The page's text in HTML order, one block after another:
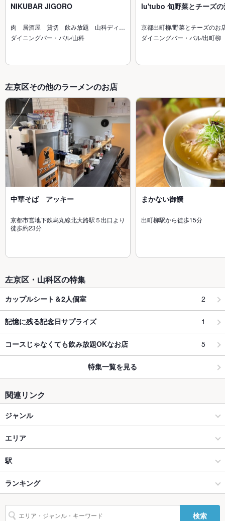
NIKUBAR JIGORO
肉 居酒屋 貸切 飲み放題 山科ディ…
ダイニングバー・バル/山科
lu'tubo 旬野菜とチーズの
京都出町柳/野菜とチーズのお
ダイニングバー・バル/出町柳
左京区その他のラーメンのお店
中華そば アッキー
京都市営地下鉄烏丸線北大路駅５出口より
徒歩約23分
まかない御饌
出町柳駅から徒歩15分
左京区・山科区の特集
カップルシート＆2人個室 2
記憶に残る記念日サプライズ 1
コースじゃなくても飲み放題OKなお店 5
特集一覧を見る
関連リンク
ジャンル
ラーメン
ラーメン全般
左京区・山科区 × ラーメン
左京区・山科区 × ラーメン全般
エリア
左京区その他
左京区その他 × ラーメン
左京区その他 × ラーメン全般
駅
一乗寺駅
ランキング
京都のグルメランキング
検索